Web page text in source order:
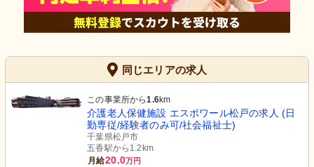
同じエリアの求人
この事業所から1.6km
介護老人保健施設 エスポワール松戸の求人 (日
勤専従/経験者のみ可/社会福祉士)
千葉県松戸市
五香駅から1.2km
月給20.0万円